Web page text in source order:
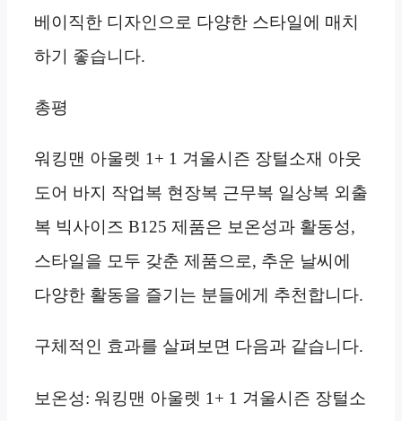
베이직한 디자인으로 다양한 스타일에 매치
하기 좋습니다.
총평
워킹맨 아울렛 1+ 1 겨울시즌 장털소재 아웃
도어 바지 작업복 현장복 근무복 일상복 외출
복 빅사이즈 B125 제품은 보온성과 활동성,
스타일을 모두 갖춘 제품으로, 추운 날씨에
다양한 활동을 즐기는 분들에게 추천합니다.
구체적인 효과를 살펴보면 다음과 같습니다.
보온성: 워킹맨 아울렛 1+ 1 겨울시즌 장털소